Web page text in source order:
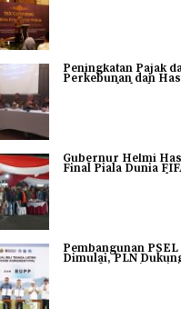
Peningkatan Pajak
Perkebunan dan
DJP Bengkulu dan
Gubernur Helmi
Final Piala Dunia
Bersama
Pembangunan
Dimulai, PLN
Transformasi